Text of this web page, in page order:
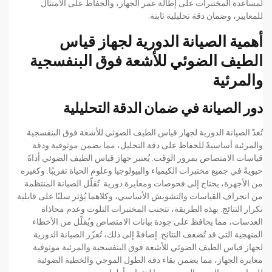
لمساعدة المختبرات على إطالة عمر الجهاز، والحفاظ على الامتثال
للمعايير، وضمان دقة تحليلية ثابتة.
أهمية الصيانة الدورية لجهاز قياس
الطيف الضوئي للأشعة فوق البنفسجية
والمرئية
دور الصيانة في ضمان الدقة التحليلية
تُعدّ الصيانة الدورية لجهاز قياس الطيف الضوئي للأشعة فوق البنفسجية
والمرئية أساسيةً للحفاظ على دقة التحليل، مما يضمن موثوقية ودقة
قياسات الامتصاص بمرور الوقت. يُعتبر جهاز قياس الطيف الضوئي أداةً
حيويةً في جميع مختبرات الكيمياء والبيولوجيا وعلوم الحياة تقريبًا. وكغيره
من الأجهزة، يحتاج إلى فحوصات ومعايرة دورية. تُقلّل الصيانة المنتظمة
من انحراف القياسات والتشويش الأساسي، وكلاهما يُؤثر سلبًا على قابلية
تكرار النتائج. بهذه الطريقة، تتجنب المختبرات التلوث وعدم محاذاة
العدسات، مما يحافظ على جودة بيانات الامتصاص ويُقلّل من الأخطاء
المنهجية التي قد تُضعف النتائج. إضافةً إلى ذلك، تُعزّز الصيانة الدورية
لجهاز قياس الطيف الضوئي للأشعة فوق البنفسجية والمرئية موثوقية
معايرة الجهاز، مما يضمن بقاء دقة الطول الموجي والخطية الضوئية